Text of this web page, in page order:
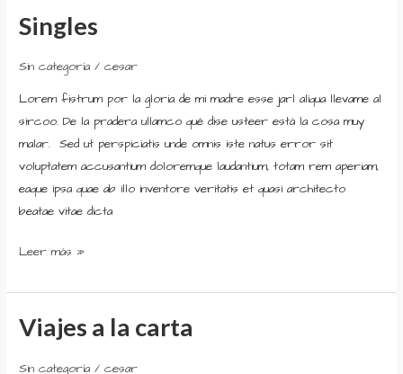
Singles
Sin categoría /cesar
Lorem fistrum por la gloria de mi madre esse jarl aliqua llevame al
sircoo. De la pradera ullamco qué dise usteer está la cosa muy
malar. Sed ut perspiciatis unde omnis iste natus error sit
voluptatem accusantium doloremque laudantium, totam rem aperiam,
eaque ipsa quae ab illo inventore veritatis et quasi architecto
beatae vitae dicta
Singles
Leer más »
Viajes a la carta
Sin categoría /cesar
Viajes
la